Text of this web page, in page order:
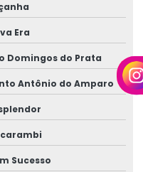
Era
Domingos do Prata
Antônio do Amparo
Sucesso